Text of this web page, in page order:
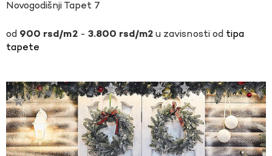
Novogodišnji Tapet 7
900 rsd - 3.800 rsd u zavisnosti od tipa
tapete